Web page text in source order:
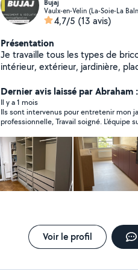
Bujaj
Vaulx-en-Velin (La-Soie-La
4,7/5 (13 avis)
Présentation
Je travaille tous les types de
intérieur, extérieur, jardinière,
Dernier avis laissé par Abraham
Il y a 1 mois
Ils sont intervenus pour entretenir mon
professionnelle, Travail soigné. L'équipe
Voir le profil